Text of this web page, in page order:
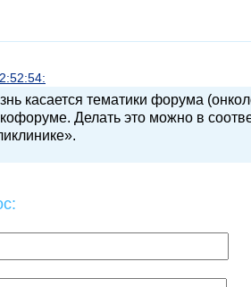
касается тематики форума
Делать это можно в